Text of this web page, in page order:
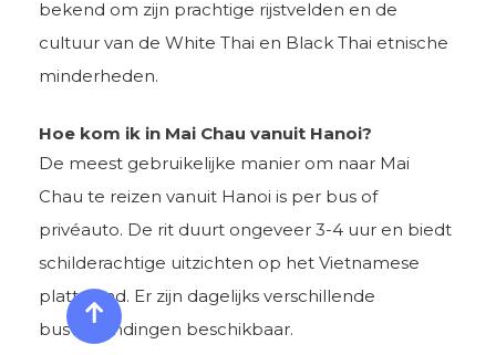
bekend om zijn prachtige rijstvelden en de
cultuur van de White Thai en Black Thai etnische
minderheden.
Hoe kom ik in Mai Chau vanuit Hanoi?
De meest gebruikelijke manier om naar Mai
Chau te reizen vanuit Hanoi is per bus of
privéauto. De rit duurt ongeveer 3-4 uur en biedt
schilderachtige uitzichten op het Vietnamese
platteland. Er zijn dagelijks verschillende
busverbindingen beschikbaar.